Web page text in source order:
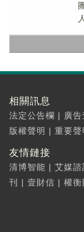
相關訊息
法定公告欄 | 廣告
版權聲明 | 重要聲
友情鏈接
清博智能 | 艾媒諮
刊
| 壹財信 | 權衡